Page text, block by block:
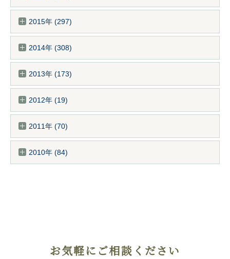
2015年 (297)
2014年 (308)
2013年 (173)
2012年 (19)
2011年 (70)
2010年 (84)
お気軽にご相談ください